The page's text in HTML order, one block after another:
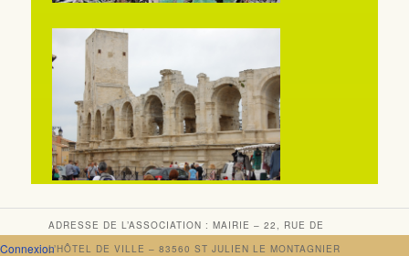
ADRESSE DE L’ASSOCIATION : MAIRIE – 22, RUE DE
L’HÔTEL DE VILLE – 83560 ST JULIEN LE MONTAGNIER
Connexion